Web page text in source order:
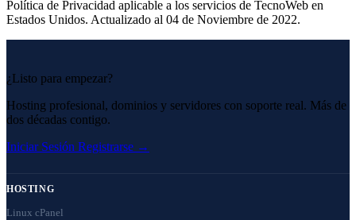
Política de Privacidad aplicable a los servicios de TecnoWeb en
Estados Unidos. Actualizado al 04 de Noviembre de 2022.
¿Listo para empezar?
Hosting profesional, dominios y servidores con soporte real. Más de
dos décadas contigo.
Iniciar Sesión Registrarse →
HOSTING
Linux cPanel